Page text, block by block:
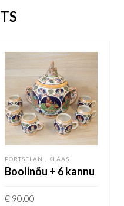
PORTSELAN , KLAAS
Boolinõu + 6 kannu
€ 90.00